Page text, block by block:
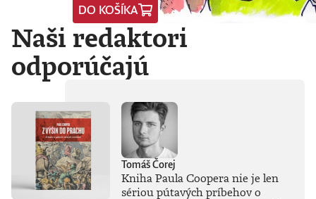
DO KOŠÍKA
Naši redaktori
odporúčajú
Tomáš Čorej
Kniha Paula Coopera nie je len
sériou pútavých príbehov o